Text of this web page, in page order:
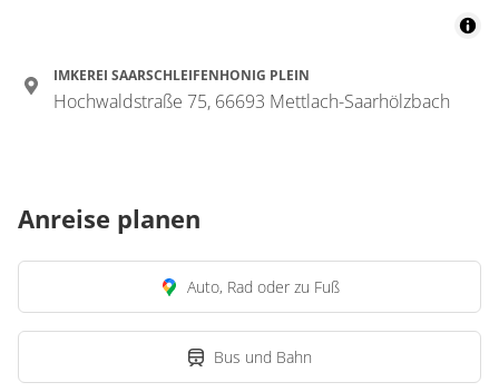
IMKEREI SAARSCHLEIFENHONIG PLEIN
Hochwaldstraße 75, 66693 Mettlach-Saarhölzbach
Anreise planen
Auto, Rad oder zu Fuß
Bus und Bahn